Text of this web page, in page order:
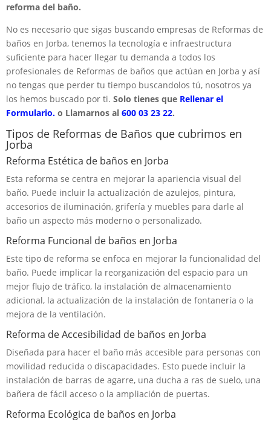
reforma del baño.
No es necesario que sigas buscando empresas de Reformas de
baños en Jorba, tenemos la tecnología e infraestructura
suficiente para hacer llegar tu demanda a todos los
profesionales de Reformas de baños que actúan en Jorba y así
no tengas que perder tu tiempo buscandolos tú, nosotros ya
los hemos buscado por ti. Solo tienes que Rellenar el
Formulario. o Llamarnos al 600 03 23 22.
Tipos de Reformas de Baños que cubrimos en
Jorba
Reforma Estética de baños en Jorba
Esta reforma se centra en mejorar la apariencia visual del
baño. Puede incluir la actualización de azulejos, pintura,
accesorios de iluminación, grifería y muebles para darle al
baño un aspecto más moderno o personalizado.
Reforma Funcional de baños en Jorba
Este tipo de reforma se enfoca en mejorar la funcionalidad del
baño. Puede implicar la reorganización del espacio para un
mejor flujo de tráfico, la instalación de almacenamiento
adicional, la actualización de la instalación de fontanería o la
mejora de la ventilación.
Reforma de Accesibilidad de baños en Jorba
Diseñada para hacer el baño más accesible para personas con
movilidad reducida o discapacidades. Esto puede incluir la
instalación de barras de agarre, una ducha a ras de suelo, una
bañera de fácil acceso o la ampliación de puertas.
Reforma Ecológica de baños en Jorba